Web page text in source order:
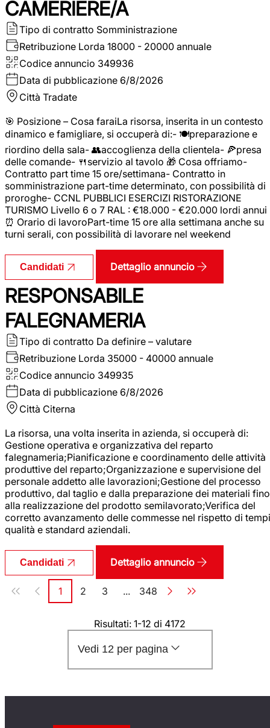
CAMERIERE/A
Tipo di contratto Somministrazione
Retribuzione Lorda 18000 - 20000 annuale
Codice annuncio 349936
Data di pubblicazione 6/8/2026
Città Tradate
🎯 Posizione – Cosa faraiLa risorsa, inserita in un contesto
dinamico e famigliare, si occuperà di:- 🍽️preparazione e
riordino della sala- 👥accoglienza della clientela- 🍕presa
delle comande- 🍴servizio al tavolo 🎁 Cosa offriamo-
Contratto part time 15 ore/settimana- Contratto in
somministrazione part-time determinato, con possibilità di
proroghe- CCNL PUBBLICI ESERCIZI RISTORAZIONE
TURISMO Livello 6 o 7 RAL : €18.000 - €20.000 lordi annui
⏰ Orario di lavoroPart-time 15 ore alla settimana anche su
turni serali, con possibilità di lavorare nel weekend
Candidati Dettaglio annuncio
RESPONSABILE
FALEGNAMERIA
Tipo di contratto Da definire – valutare
Retribuzione Lorda 35000 - 40000 annuale
Codice annuncio 349935
Data di pubblicazione 6/8/2026
Città Citerna
La risorsa, una volta inserita in azienda, si occuperà di:
Gestione operativa e organizzativa del reparto
falegnameria;Pianificazione e coordinamento delle attività
produttive del reparto;Organizzazione e supervisione del
personale addetto alle lavorazioni;Gestione del processo
produttivo, dal taglio e dalla preparazione dei materiali fino
alla realizzazione del prodotto semilavorato;Verifica del
corretto avanzamento delle commesse nel rispetto di
qualità e standard aziendali.
Candidati Dettaglio annuncio
Paginazione
Pagina
1 Pagina
2 Pagina
3 ... Pagina
348
Risultati: 1-12 di 4172
Vedi 12 per pagina